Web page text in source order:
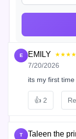
E EMILY
7/20/2026
its my first
👍 2
T Taleen the